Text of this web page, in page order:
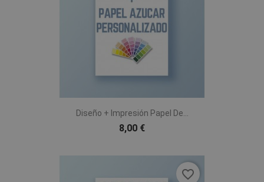
Diseño + Impresión Papel De...
8,00 €
favorite_border